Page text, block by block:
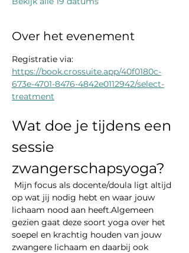
Over het evenement
Registratie via:
https://book.crossuite.app/40f0180c-
673e-4701-8476-4842e0112942/select-
treatment
Wat doe je tijdens een
sessie
zwangerschapsyoga?
Mijn focus als docente/doula ligt altijd
op wat jij nodig hebt en waar jouw
lichaam nood aan heeft.Algemeen
gezien gaat deze soort yoga over het
soepel en krachtig houden van jouw
zwangere lichaam en daarbij ook